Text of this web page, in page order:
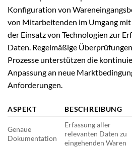
Konfiguration von
von Mitarbeitenden im Umgang
der Einsatz von Technologien zur
Daten. Regelmäßige
Prozesse unterstützen die
Anpassung an neue
Anforderungen.
ASPEKT BESCHREIBUNG
Genaue
Dokumentation
Erfassung aller
relevanten Daten zu
eingehenden Waren